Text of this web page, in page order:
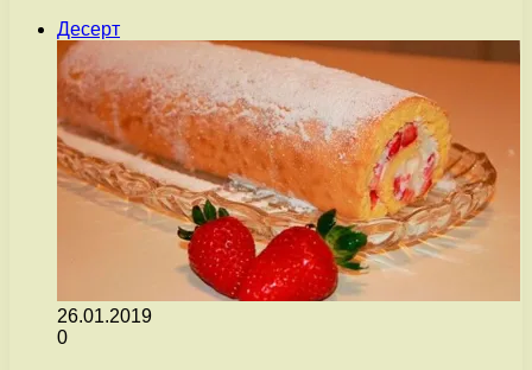
Десерт
26.01.2019
0